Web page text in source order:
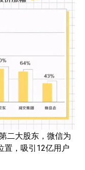
二大股东，微信为
置，吸引12亿用户